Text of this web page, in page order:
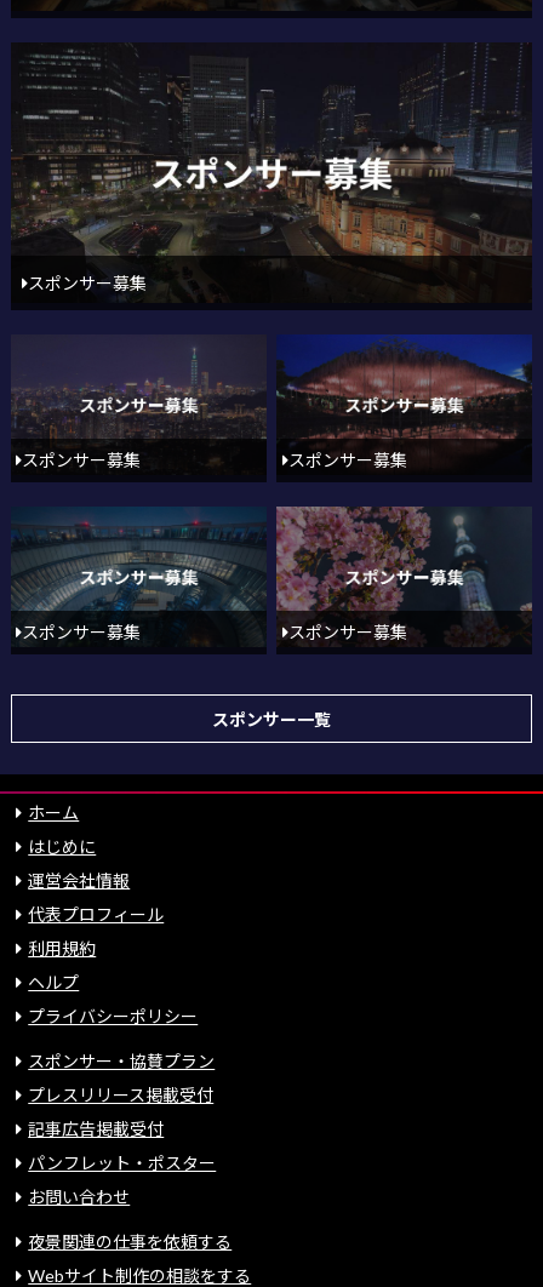
スポンサー募集
スポンサー募集 スポンサー募集
スポンサー募集 スポンサー募集
スポンサー一覧
ホーム
はじめに
運営会社情報
代表プロフィール
利用規約
ヘルプ
プライバシーポリシー
スポンサー・協賛プラン
プレスリリース掲載受付
記事広告掲載受付
パンフレット・ポスター
お問い合わせ
夜景関連の仕事を依頼する
Webサイト制作の相談をする